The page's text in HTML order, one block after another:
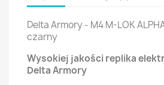
Delta Armory - M4 M-LOK
czarny
Wysokiej jakości replika
Delta Armory